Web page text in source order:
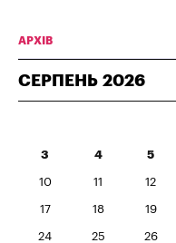
АРХІВ
СЕРПЕНЬ 2026
3 4 5
10 11 12
17 18 19
24 25 26